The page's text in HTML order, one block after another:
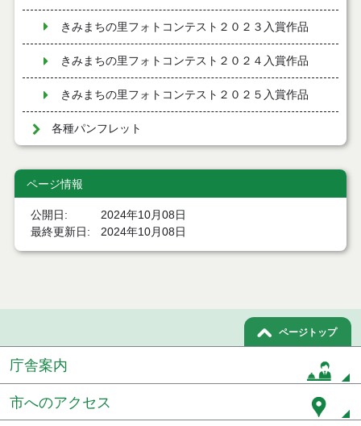
きみまちの里フォトコンテスト２０２３入賞作品
きみまちの里フォトコンテスト２０２４入賞作品
きみまちの里フォトコンテスト２０２５入賞作品
各種パンフレット
ページ情報
公開日
2024年10月08日
最終更新日
2024年10月08日
ページトップ
庁舎案内
市へのアクセス